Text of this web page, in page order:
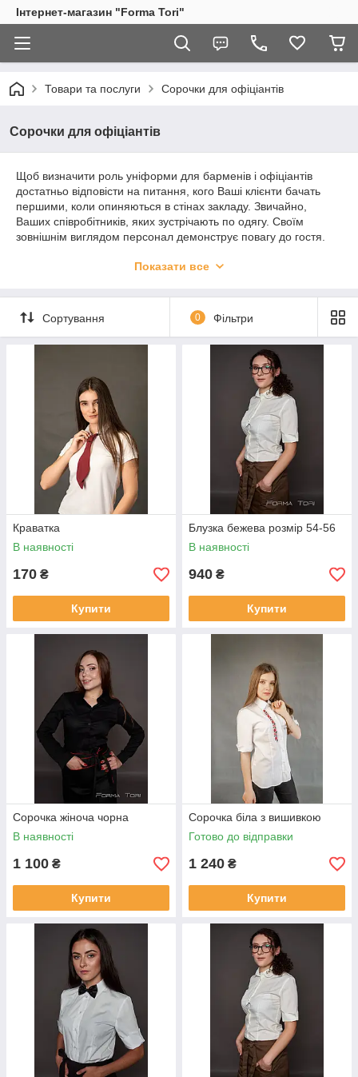
Інтернет-магазин "Forma Tori"
Товари та послуги Сорочки для офіціантів
Сорочки для офіціантів
Щоб визначити роль уніформи для барменів і офіціантів
достатньо відповісти на питання, кого Ваші клієнти бачать
першими, коли опиняються в стінах закладу. Звичайно,
Ваших співробітників, яких зустрічають по одягу. Своїм
зовнішнім виглядом персонал демонструє повагу до гостя.
особливістю і частиною корпоративного стилю.
Показати все
Сортування 0 Фільтри
Краватка
В наявності
170 ₴
Купити
Блузка бежева розмір 54-56
В наявності
940 ₴
Купити
Сорочка жіноча чорна
В наявності
1 100 ₴
Купити
Сорочка біла з вишивкою
Готово до відправки
1 240 ₴
Купити